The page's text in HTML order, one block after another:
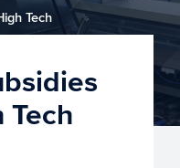
Tech
Tech